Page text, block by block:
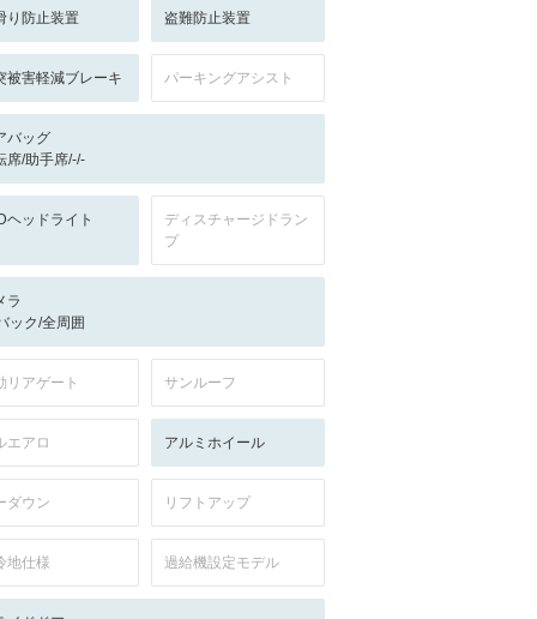
り防止装置 盗難防止装置
被害軽減ブレーキ パーキングアシスト
バッグ
席/助手席/-/-
ヘッドライト
ディスチャージドラン
プ
ラ
ック/全周囲
リアゲート サンルーフ
エアロ アルミホイール
ダウン リフトアップ
地仕様 過給機設定モデル